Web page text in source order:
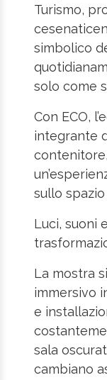
Turismo,
simbolico
solo come
Con ECO,
integrante
sullo
Luci, suoni
La mostra
immersivo
e
sala
cambiano